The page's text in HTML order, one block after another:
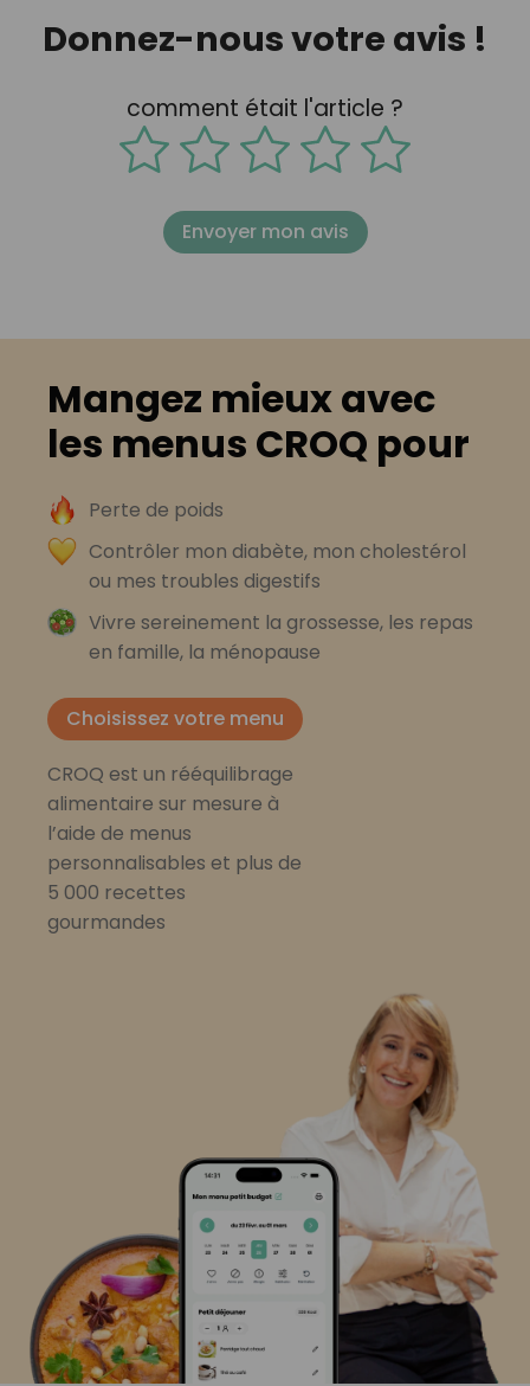
Donnez-nous votre avis !
comment était l'article ?
Envoyer mon avis
Mangez mieux avec
les menus CROQ pour
Perte de poids
Contrôler mon diabète, mon cholestérol
ou mes troubles digestifs
Vivre sereinement la grossesse, les repas
en famille, la ménopause
Choisissez votre menu
CROQ est un rééquilibrage
alimentaire sur mesure à
l’aide de menus
personnalisables et plus de
5 000 recettes
gourmandes